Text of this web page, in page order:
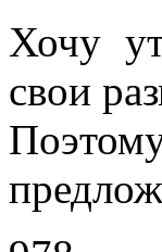
Хочу
свои